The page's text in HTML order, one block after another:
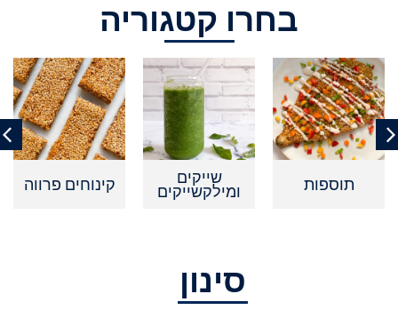
בחרו קטגוריה
תוספות שייקים
ומילקשייקים קינוחים פרווה
סינון